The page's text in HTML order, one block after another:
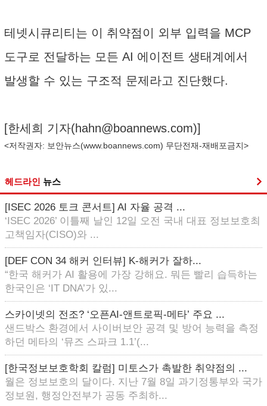
테넷시큐리티는 이 취약점이 외부 입력을 MCP
도구로 전달하는 모든 AI 에이전트 생태계에서
발생할 수 있는 구조적 문제라고 진단했다.
[한세희 기자(hahn@boannews.com)]
<저작권자: 보안뉴스(www.boannews.com) 무단전재-재배포금지>
헤드라인 뉴스
[ISEC 2026 토크 콘서트] AI 자율 공격 ...
‘ISEC 2026’ 이틀째 날인 12일 오전 국내 대표 정보보호최
고책임자(CISO)와 ...
[DEF CON 34 해커 인터뷰] K-해커가 잘하...
“한국 해커가 AI 활용에 가장 강해요. 뭐든 빨리 습득하는
한국인은 ‘IT DNA’가 있...
스카이넷의 전조? ‘오픈AI-앤트로픽-메타’ 주요 ...
샌드박스 환경에서 사이버보안 공격 및 방어 능력을 측정
하던 메타의 ‘뮤즈 스파크 1.1’(...
[한국정보보호학회 칼럼] 미토스가 촉발한 취약점의 ...
월은 정보보호의 달이다. 지난 7월 8일 과기정통부와 국가
정보원, 행정안전부가 공동 주최하...